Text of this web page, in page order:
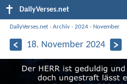
DailyVerses.net
DailyVerses.net ›Archiv ›2024 › November
18. November 2024